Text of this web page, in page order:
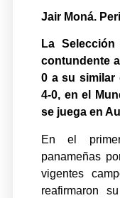
Jair Moná.
La
contundente
0 a su similar
4-0, en el
se juega en
En el
panameñas
vigentes
reafirmaron